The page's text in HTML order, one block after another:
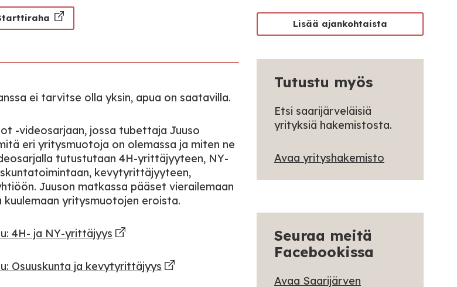
ei tarvitse olla yksin, apua on saatavilla.
-videosarjaan, jossa tubettaja Juuso
eri yritysmuotoja on olemassa ja miten ne
tutustutaan 4H-yrittäjyyteen, NY-
kevytyrittäjyyteen,
Juuson matkassa pääset vierailemaan
kuulemaan yritysmuotojen eroista.
4H- ja NY-yrittäjyys
Osuuskunta ja kevytyrittäjyys
Lisää ajankohtaista
Tutustu myös
Etsi saarijärveläisiä
yrityksiä hakemistosta.
Avaa yrityshakemisto
Seuraa meitä
Facebookissa
Avaa Saarijärven